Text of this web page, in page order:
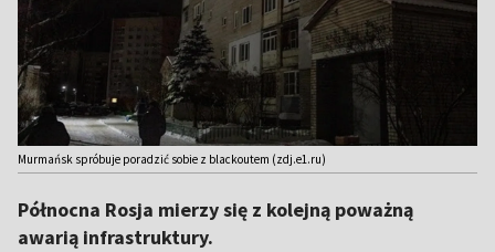
Murmańsk spróbuje poradzić sobie z blackoutem (zdj.e1.ru)
Północna Rosja mierzy się z kolejną poważną
awarią infrastruktury.